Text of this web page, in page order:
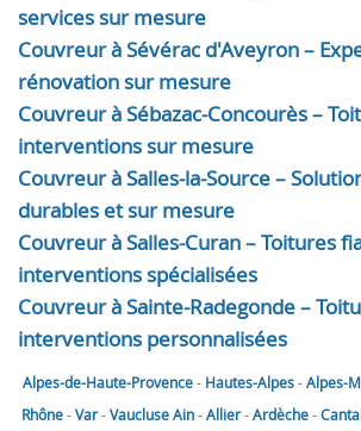
services sur mesure
Couvreur à Sévérac d'Aveyron –
rénovation sur mesure
Couvreur à Sébazac-Concourès –
interventions sur mesure
Couvreur à Salles-la-Source –
durables et sur mesure
Couvreur à Salles-Curan – Toitures
interventions spécialisées
Couvreur à Sainte-Radegonde –
interventions personnalisées
Alpes-de-Haute-Provence- Hautes-Alpes-Alpes-
Rhône-Var-VaucluseAin-Allier-Ardèche-